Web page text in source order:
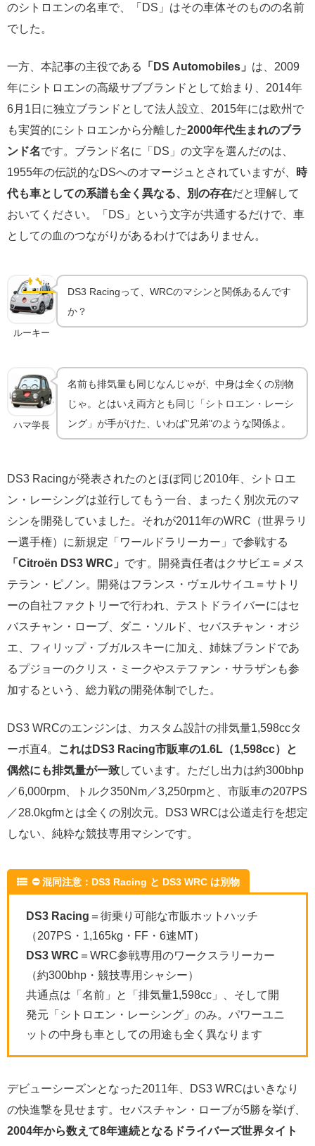
のシトロエンの名車で、「DS」はその車体そのものの名前
でした。
一方、本記事の主役である 「DS Automobiles」 は、2009
年にシトロエンの高級サブブランドとして始まり、2014年
6月1日に独立ブランドとして法人設立、2015年には欧州で
も実質的にシトロエンから分離した2000年代生まれのブラ
ンド名です。ブランド名に「DS」の文字を選んだのは、
1955年の伝説的なDSへのオマージュとされていますが、
時
代も車としての系譜も全く異なる、別の存在だと理解して
おいてください。「DS」という文字が共通するだけで、車
としての血のつながりがあるわけではありません。
👨‍🔧開発秘話
ルーキー
DS3 Racingって、WRCのマシンと関係あるんです
か？
ハマ学長
名前も排気量も同じなんじゃが、中身は全くの別物
じゃ。とはいえ両方とも同じ「シトロエン・レーシ
ング」が手がけた、いわば"兄弟"のような関係よ。
DS3 Racingが発表されたのとほぼ同じ2010年、シトロエ
ン・レーシングは並行してもう一台、まったく別次元のマ
シンを開発していました。それが2011年のWRC（世界ラリ
ー選手権）に新規定「ワールドラリーカー」で参戦する
「Citroën DS3 WRC」 です。開発責任者はクサビエ＝メス
テラン・ピノン。開発はフランス・ヴェルサイユ＝サトリ
ーの自社ファクトリーで行われ、テストドライバーにはセ
バスチャン・ローブ、ダニ・ソルド、セバスチャン・オジ
エ、フィリップ・ブガルスキーに加え、姉妹ブランドであ
るプジョーのクリス・ミークやステファン・サラザンも参
加するという、総力戦の開発体制でした。
DS3 WRCのエンジンは、カスタム設計の排気量1,598ccタ
ーボ直4。
これはDS3 Racing市販車の1.6L（1,598cc）と
偶然にも排気量が一致しています。ただし出力は約300bhp
／6,000rpm、トルク350Nm／3,250rpmと、市販車の207PS
／28.0kgfmとは全くの別次元。DS3 WRCは公道走行を想定
しない、純粋な競技専用マシンです。
⛔ 混同注意：DS3 Racing と DS3 WRC は別物
DS3 Racing ＝街乗り可能な市販ホットハッチ
（207PS・1,165kg・FF・6速MT）
DS3 WRC ＝WRC参戦専用のワークスラリーカー
（約300bhp・競技専用シャシー）
共通点は「名前」と「排気量1,598cc」、そして開
発元「シトロエン・レーシング」のみ。パワーユニ
ットの中身も車としての用途も全く異なります
デビューシーズンとなった2011年、DS3 WRCはいきなり
の快進撃を見せます。セバスチャン・ローブが5勝を挙げ、
2004年から数えて8年連続となるドライバーズ世界タイト